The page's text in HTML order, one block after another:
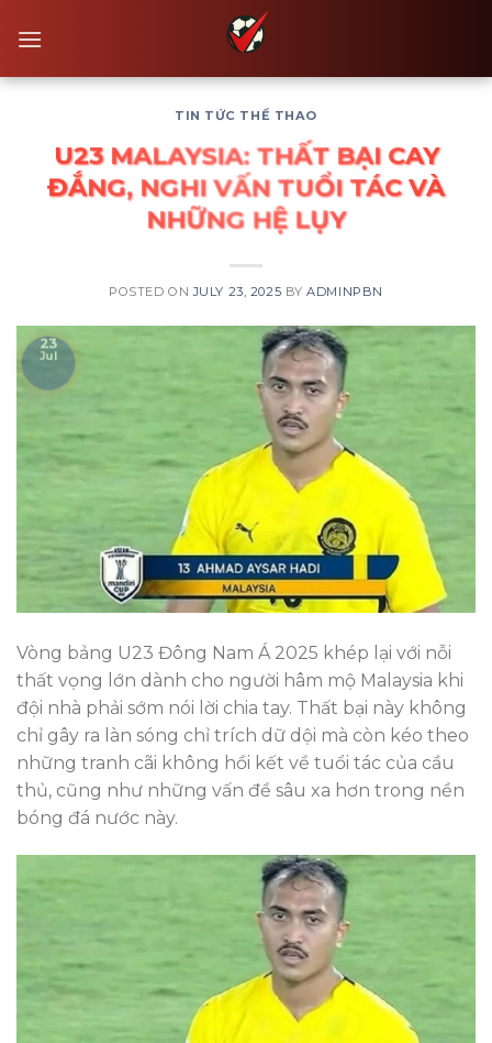
TIN TỨC THỂ THAO
U23 MALAYSIA: THẤT BẠI CAY
ĐẮNG, NGHI VẤN TUỔI TÁC VÀ
NHỮNG HỆ LỤY
POSTED ONJULY 23, 2025 BYADMINPBN
23
Jul
Vòng bảng U23 Đông Nam Á 2025 khép lại với nỗi
thất vọng lớn dành cho người hâm mộ Malaysia khi
đội nhà phải sớm nói lời chia tay. Thất bại này không
chỉ gây ra làn sóng chỉ trích dữ dội mà còn kéo theo
những tranh cãi không hồi kết về tuổi tác của cầu
thủ, cũng như những vấn đề sâu xa hơn trong nền
bóng đá nước này.